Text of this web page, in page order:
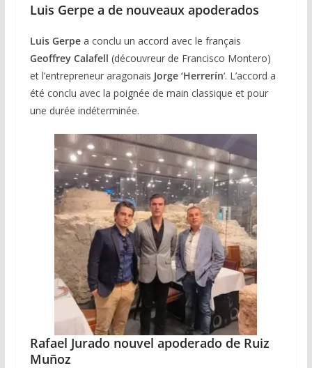
Luis Gerpe a de nouveaux apoderados
Luis Gerpea conclu un accord avec le français
Geoffrey Calafell (découvreur de Francisco Montero)
et l’entrepreneur aragonais Jorge ‘Herrerín‘. L’accord a
été conclu avec la poignée de main classique et pour
une durée indéterminée.
Rafael Jurado nouvel apoderado de Ruiz
Muñoz